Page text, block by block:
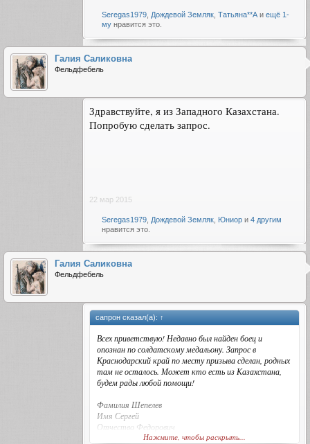
Seregas1979, Дождевой Земляк, Татьяна**Аи ещё 1-
мунравится это.
Галия Саликовна
Фельдфебель
Здравствуйте, я из Западного Казахстана.
Попробую сделать запрос.
22 мар 2015
Seregas1979, Дождевой Земляк, Юниори 4 другим
нравится это.
Галия Саликовна
Фельдфебель
сапрон сказал(а): ↑
Всех приветствую! Недавно был найден боец и
опознан по солдатскому медальону. Запрос в
Краснодарский край по месту призыва сделан, родных
там не осталось. Может кто есть из Казахстана,
будем рады любой помощи!
Фамилия Шепелев
Имя Сергей
Отчество Федорович
Дата рождения __.__.1913
Нажмите, чтобы раскрыть...